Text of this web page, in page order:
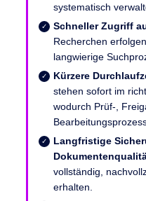
systematisch
Schneller Zugriff
Recherchen
langwierige
Kürzere
stehen sofort im
wodurch Prüf-,
Langfristige
vollständig,
erhalten.